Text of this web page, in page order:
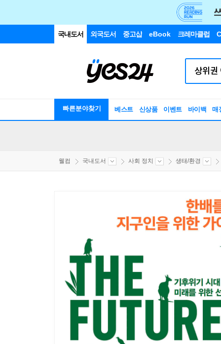
국내도서 외국도서 중고샵 eBook 크레마클럽
빠른분야찾기 베스트 신상품 이벤트 바이백 매
웰컴 국내도서 사회 정치 생태/환경